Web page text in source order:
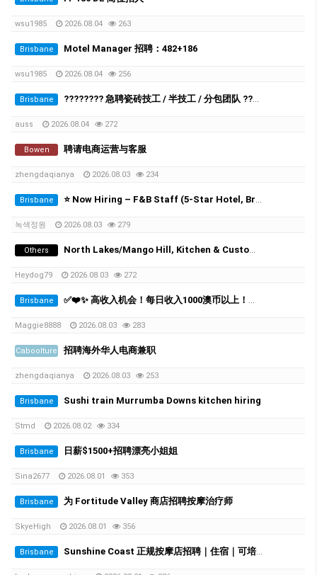
wsu1985 2026.08.04 263
Brisbane Motel Manager 招聘：482+186
wsu1985 2026.08.04 256
Brisbane ???????? 急聘瓷砖技工 / 半技工 / 分包团队 ????????
auss 2026.08.04 272
Bowen 聘请电商运营与客服
zhengdaqianya 2026.08.03 234
Brisbane ⭐️ Now Hiring – F&B Staff (5-Star Hotel, Brisbane City)
녹색정원 2026.08.03 279
Others North Lakes/Mango Hill, Kitchen & Customer Service Team Member Wanted (15–20 hrs/wk)
Heydog79 2026.08.03 272
Brisbane ✅❤️✨ 高收入机会！每日收入1000澳币以上！布里斯班高端按摩连锁诚聘员工 ❤️✨✅
Maggie8888 2026.08.03 283
Caboolture 招聘海外华人电商兼职
zhengdaqianya 2026.08.03 253
Brisbane Sushi train Murrumba Downs kitchen hiring
Stmd 2026.08.02 334
Brisbane 日薪$1500+招聘漂亮小姐姐
Sina2677 2026.08.01 353
Brisbane 为 Fortitude Valley 商店招聘按摩治疗师
SkyeHigh 2026.08.01 356
Brisbane Sunshine Coast 正规按摩店招聘｜住宿｜可培训｜周薪可破千